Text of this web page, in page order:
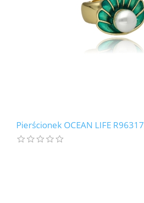
Pierścionek OCEAN LIFE R96317